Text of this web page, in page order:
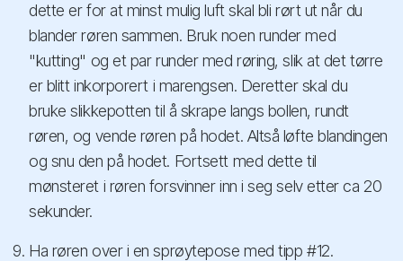
dette er for at minst mulig luft skal bli rørt ut når du
blander røren sammen. Bruk noen runder med
"kutting" og et par runder med røring, slik at det tørre
er blitt inkorporert i marengsen. Deretter skal du
bruke slikkepotten til å skrape langs bollen, rundt
røren, og vende røren på hodet. Altså løfte blandingen
og snu den på hodet. Fortsett med dette til
mønsteret i røren forsvinner inn i seg selv etter ca 20
sekunder.
Ha røren over i en sprøytepose med tipp #12.